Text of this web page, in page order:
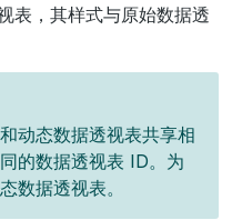
表，其样式与原始数据透
动态数据透视表共享相
的数据透视表 ID。为
数据透视表。